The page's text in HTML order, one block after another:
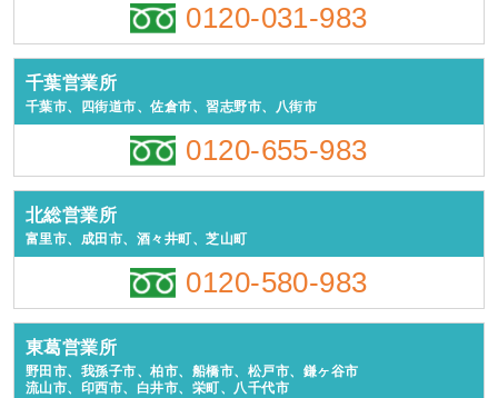
0120-031-983
千葉営業所
千葉市、四街道市、佐倉市、習志野市、八街市
0120-655-983
北総営業所
富里市、成田市、酒々井町、芝山町
0120-580-983
東葛営業所
野田市、我孫子市、柏市、船橋市、松戸市、鎌ヶ谷市
流山市、印西市、白井市、栄町、八千代市